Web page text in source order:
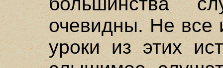
очевидны. Не все
уроки из этих